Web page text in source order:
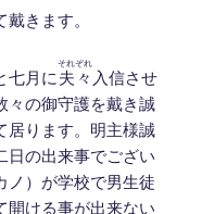
きます。
七月に 夫々
それぞれ
入信させ
々の御守護を戴き誠
居ります。明主様誠
日の出来事でござい
ノ）が学校で男生徒
開ける事が出来ない